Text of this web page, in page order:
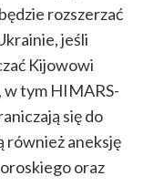
rozszerzać
jeśli
Kijowowi
tym HIMARS-
się do
również aneksję
oraz